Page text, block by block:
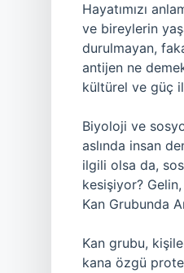
Hayatımızı
ve bireylerin
durulmayan,
antijen ne
kültürel ve güç
Biyoloji ve
aslında insan
ilgili olsa da,
kesişiyor?
Kan Grubunda
Kan grubu,
kana özgü